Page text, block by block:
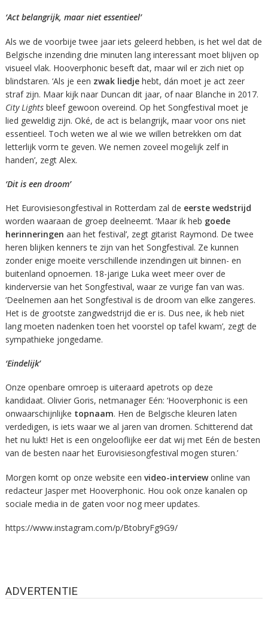
‘Act belangrijk, maar niet essentieel’
Als we de voorbije twee jaar iets geleerd hebben, is het wel dat de
Belgische inzending drie minuten lang interessant moet blijven op
visueel vlak. Hooverphonic beseft dat, maar wil er zich niet op
blindstaren. ‘Als je een zwak liedjehebt, dán moet je act zeer
straf zijn. Maar kijk naar Duncan dit jaar, of naar Blanche in 2017.
City Lightsbleef gewoon overeind. Op het Songfestival moet je
lied geweldig zijn. Oké, de act is belangrijk, maar voor ons niet
essentieel. Toch weten we al wie we willen betrekken om dat
letterlijk vorm te geven. We nemen zoveel mogelijk zelf in
handen’, zegt Alex.
‘Dit is een droom’
Het Eurovisiesongfestival in Rotterdam zal de eerste wedstrijd
worden waaraan de groep deelneemt. ‘Maar ik heb goede
herinneringen aan het festival’, zegt gitarist Raymond. De twee
heren blijken kenners te zijn van het Songfestival. Ze kunnen
zonder enige moeite verschillende inzendingen uit binnen- en
buitenland opnoemen. 18-jarige Luka weet meer over de
kinderversie van het Songfestival, waar ze vurige fan van was.
‘Deelnemen aan het Songfestival is de droom van elke zangeres.
Het is de grootste zangwedstrijd die er is. Dus nee, ik heb niet
lang moeten nadenken toen het voorstel op tafel kwam’, zegt de
sympathieke jongedame.
‘Eindelijk’
Onze openbare omroep is uiteraard apetrots op deze
kandidaat. Olivier Goris, netmanager Eén: ‘Hooverphonic is een
onwaarschijnlijke topnaam. Hen de Belgische kleuren laten
verdedigen, is iets waar we al jaren van dromen. Schitterend dat
het nu lukt! Het is een ongelooflijke eer dat wij met Eén de besten
van de besten naar het Eurovisiesongfestival mogen sturen.’
Morgen komt op onze website een video-interviewonline van
redacteur Jasper met Hooverphonic. Hou ook onze kanalen op
sociale media in de gaten voor nog meer updates.
https://www.instagram.com/p/BtobryFg9G9/
ADVERTENTIE